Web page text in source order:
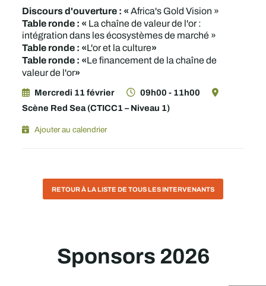
Discours d'ouverture : «Africa's Gold Vision »
Table ronde : «La chaîne de valeur de l'or :
intégration dans les écosystèmes de marché »
Table ronde : «L'or et la culture»
Table ronde : «Le financement de la chaîne de
valeur de l'or»
Mercredi 11 février
09h00 - 11h00
Scène Red Sea (CTICC1 – Niveau 1)
Ajouter au calendrier
RETOUR À LA LISTE DE TOUS LES INTERVENANTS
Sponsors 2026